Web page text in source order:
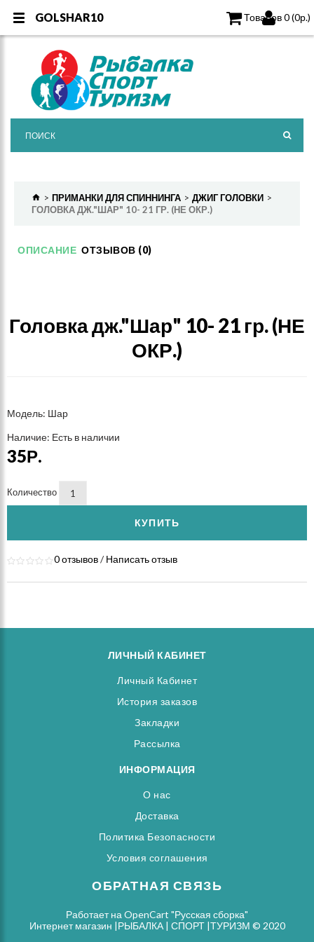
Товаров 0 (0р.)
ПРИМАНКИ ДЛЯ СПИННИНГА
ДЖИГ ГОЛОВКИ
ГОЛОВКА ДЖ."ШАР" 10- 21 ГР. (НЕ ОКР.)
ОПИСАНИЕ ОТЗЫВОВ (0)
Головка дж."Шар" 10- 21 гр. (НЕ
ОКР.)
Модель: Шар
Наличие: Есть в наличии
35Р.
Количество
КУПИТЬ
0 отзывов/Написать отзыв
ЛИЧНЫЙ КАБИНЕТ
Личный Кабинет
История заказов
Закладки
Рассылка
ИНФОРМАЦИЯ
О нас
Доставка
Политика Безопасности
Условия соглашения
ОБРАТНАЯ СВЯЗЬ
Работает на OpenCart "Русская сборка"
Интернет магазин |РЫБАЛКА | СПОРТ |ТУРИЗМ © 2020
GOLSHAR10
GOLSHAR10